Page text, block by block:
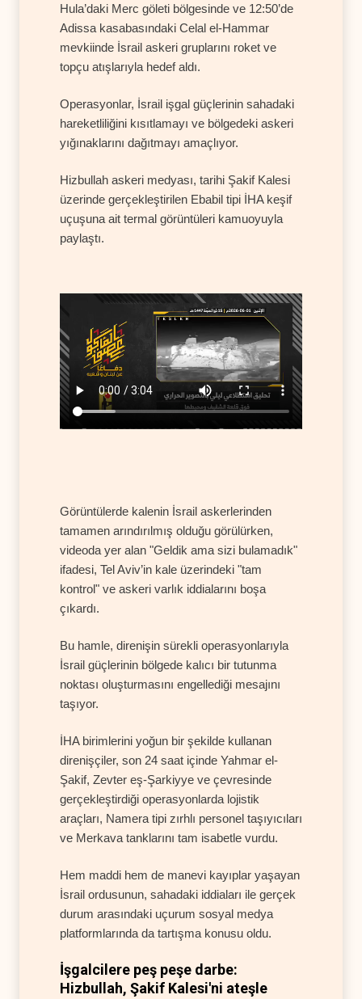
Hula’daki Merc göleti bölgesinde ve 12:50’de
Adissa kasabasındaki Celal el-Hammar
mevkiinde İsrail askeri gruplarını roket ve
topçu atışlarıyla hedef aldı.
Operasyonlar, İsrail işgal güçlerinin sahadaki
hareketliliğini kısıtlamayı ve bölgedeki askeri
yığınaklarını dağıtmayı amaçlıyor.
Hizbullah askeri medyası, tarihi Şakif Kalesi
üzerinde gerçekleştirilen Ebabil tipi İHA keşif
uçuşuna ait termal görüntüleri kamuoyuyla
paylaştı.
Görüntülerde kalenin İsrail askerlerinden
tamamen arındırılmış olduğu görülürken,
videoda yer alan "Geldik ama sizi bulamadık"
ifadesi, Tel Aviv’in kale üzerindeki "tam
kontrol" ve askeri varlık iddialarını boşa
çıkardı.
Bu hamle, direnişin sürekli operasyonlarıyla
İsrail güçlerinin bölgede kalıcı bir tutunma
noktası oluşturmasını engellediği mesajını
taşıyor.
İHA birimlerini yoğun bir şekilde kullanan
direnişçiler, son 24 saat içinde Yahmar el-
Şakif, Zevter eş-Şarkiyye ve çevresinde
gerçekleştirdiği operasyonlarda lojistik
araçları, Namera tipi zırhlı personel taşıyıcıları
ve Merkava tanklarını tam isabetle vurdu.
Hem maddi hem de manevi kayıplar yaşayan
İsrail ordusunun, sahadaki iddiaları ile gerçek
durum arasındaki uçurum sosyal medya
platformlarında da tartışma konusu oldu.
İşgalcilere peş peşe darbe:
Hizbullah, Şakif Kalesi'ni ateşle